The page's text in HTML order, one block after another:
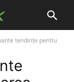
tendințe pentru